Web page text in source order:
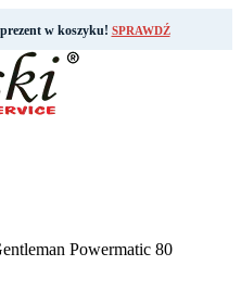
w koszyku! SPRAWDŹ
Powermatic 80